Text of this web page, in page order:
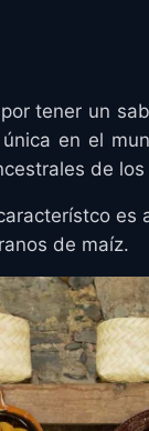
tener un
en el
de
es
de maíz.